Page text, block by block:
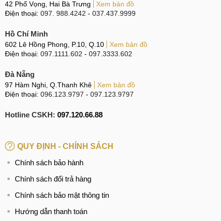
Chính hãng, Chất lượng cao
chúng tôi sử dụng 100% đều được nhập Chính hãng từ
những nhà sản xuất có Uy tín để cho chất lượng tương
đương nhất với mặt kính gốc ban đầu.
Nguồn gốc rõ ràng: Đảm bảo 100% linh kiện được
sử dụng trong thay thế đều có nguồn gốc rõ ràng, tuyệt
đối không sử dụng linh kiện trôi nổi đe dọa đến sự an
toàn của thiết bị.
dùng.
Giá rẻ nhất thị trường
đầu, chúng tôi luôn cam kết cung cấp giá thành cạnh
Giá rẻ cạnh tranh nhất thị trường
42 Phố Vọng, Hai Bà Trưng
Xem bản đồ
Điện thoại: 097. 988.4242 - 037.437.9999
Hồ Chí Minh
602 Lê Hồng Phong, P.10, Q.10
Xem bản đồ
Điện thoại: 097.1111.602 - 097.3333.602
Đà Nẵng
97 Hàm Nghi, Q.Thanh Khê
Xem bản đồ
Điện thoại: 096.123.9797 - 097.123.9797
Hotline CSKH: 097.120.66.88
QUY ĐỊNH - CHÍNH SÁCH
Chính sách bảo hành
Chính sách đổi trả hàng
Chính sách bảo mật thông tin
Hướng dẫn thanh toán